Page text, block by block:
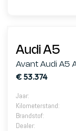
Audi A5
Avant Audi A5
€ 53.374
Jaar:
Kilometerstand:
Brandstof:
Dealer: